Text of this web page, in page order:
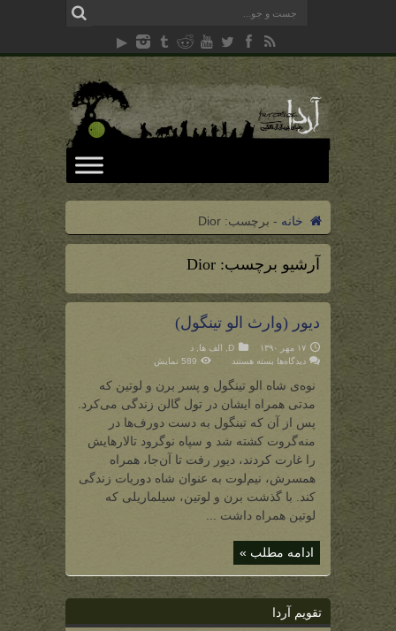
خانه - برچسب: Dior
آرشیو برچسب: Dior
دیور (وارث الو تینگول)
۱۷ مهر ۱۳۹۰ D الف ها
د
دیدگاه‌ها برای
(وارث
الو
تینگول)
بسته هستند 589 نمایش
نوه‌ی شاه الو تینگول و پسر برن و لوتین که
مدتی همراه ایشان در تول گالن زندگی می‌کرد.
پس از آن که تینگول به دست دورف‌ها در
منه‌گروت کشته شد و سپاه نوگرود تالارهایش
را غارت کردند، دیور رفت تا آن‌جا، همراه
همسرش، نیم‌لوت به عنوان شاه دوریات زندگی
کند. با گذشت برن و لوتین، سیلماریلی که
لوتین همراه داشت ...
ادامه مطلب »
تقویم آردا